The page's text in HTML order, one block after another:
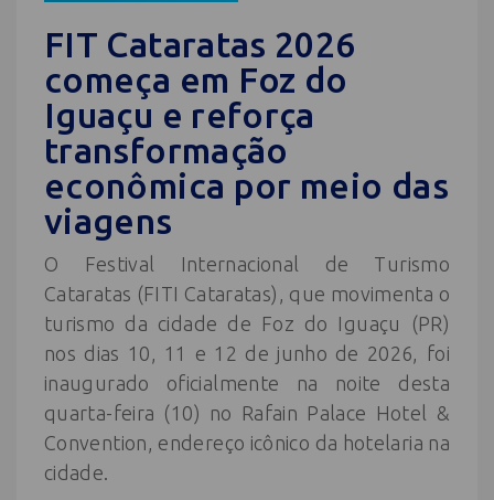
FIT Cataratas 2026
começa em Foz do
Iguaçu e reforça
transformação
econômica por meio das
viagens
O Festival Internacional de Turismo
Cataratas (FITI Cataratas), que movimenta o
turismo da cidade de Foz do Iguaçu (PR)
nos dias 10, 11 e 12 de junho de 2026, foi
inaugurado oficialmente na noite desta
quarta-feira (10) no Rafain Palace Hotel &
Convention, endereço icônico da hotelaria na
cidade.